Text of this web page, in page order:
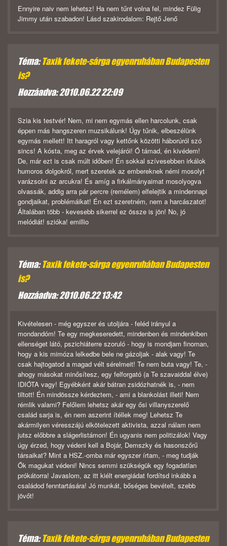
Ennyire naiv nem lehetsz! Ha nem tűnt volna fel, mindez Fülig
Jimmy után szabadon! Lásd szakirodalom: Rejtő Jenő
Téma:Taxik fekete-sárga egyenruhában Budapesten
is?
Hozzáadva: 2010.06.22 22:09
Szia kis testvér! Nem, mi nem egymás ellen harcolunk, csak
éppen más hangszeren muzsikálunk! Úgy tűnik, elbeszélünk
egymás mellett! Itt haragról vagy kettőnk közötti háborúról szó
sincs! A kósta, meg az érvek velejárói! Ő támad, én kivédem!
De, már ezt is csak múlt időben! Én sokkal szívesebben irkálok
humoros dolgokról, mert szeretek az embereknek némi mosolyt
varázsolni az arcukra! És amíg a firkálmányaimat mosolyogva
olvassák, addig arra pár percre (remélem) elfelejtik a mindennapi
gondjaikat, problémáikat! Én ezt szeretném, nem a harcászatot!
Általában több - kevesebb sikerrel ez össze is jön! No, jó
melódiát! szióka! emillio
Téma:Taxik fekete-sárga egyenruhában Budapesten
is?
Hozzáadva: 2010.06.22 13:42
Kivételesen - még egyszer és utoljára - feléd irányul a
mondandóm! Te egy megkeseredett, mindenben és mindenkiben
ellenséget látó, pszichiáterre szoruló - hogy is mondjam finoman,
hogy a kis mimóza lelkedbe bele ne gázoljak - alak vagy! Te
csak hajtogatod a magad vélt sérelmeit! Te nem buta vagy! Te, -
ahogy másokat minősítesz, egy felforgató (a Te szavaiddal élve)
IDIÓTA vagy! Egyébként akár bátran zsidózhatnék is, - nem
tiltott! Én mindössze kérdeztem, - ami a blankolást illeti! Nem
rémlik valami? Felőlem lehetsz akár egy ősi villanyszerelő
család sarja is, én nem aszerint ítéllek meg! Lehetsz Te
akármilyen véresszájú elkötelezett aktivista, azzal nálam nem
jutsz előbbre a slágerlistámon! Én ugyanis nem politizálok! Vagy
úgy érzed, hogy védeni kell a Bojár, Demszky és hasonszőrű
társaikat? Mint a HSZ.-omba már egyszer írtam, - meg tudják
Ők magukat védeni! Nincs semmi szükségük egy fogadatlan
prókátorra! Javaslom, az itt kiélt energiádat fordítsd inkább a
családod fenntartására! Jó munkát, bőséges bevételt, szebb
jövőt!
Téma:Taxik fekete-sárga egyenruhában Budapesten